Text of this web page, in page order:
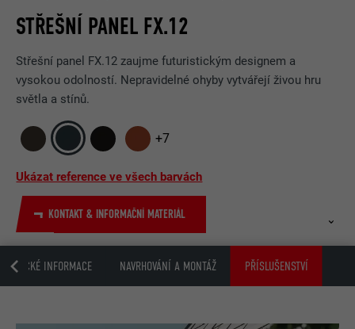
STŘEŠNÍ PANEL FX.12
Střešní panel FX.12 zaujme futuristickým designem a
vysokou odolností. Nepravidelné ohyby vytvářejí živou hru
světla a stínů.
+7
Ukázat reference ve všech barvách
KONTAKT & INFORMAČNÍ MATERIÁL
INFORMACE NAVRHOVÁNÍ A MONTÁŽ PŘÍSLUŠENSTVÍ